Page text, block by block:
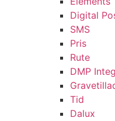
Digital
SMS
Pris
Rute
DMP
Tid
Dalux